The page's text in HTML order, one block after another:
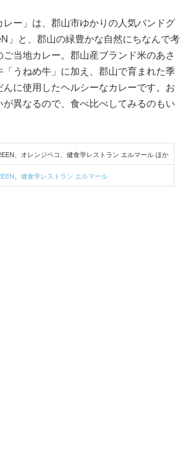
レー」は、郡山市ゆかりの人気バンドグ
」と、郡山の緑豊かな自然にちなんで考
当地カレー。郡山産ブランド米のあさ
「うねめ牛」に加え、郡山で育まれた季
んに使用したヘルシーなカレーです。お
が異なるので、食べ比べしてみるのもい
、オレンジペコ、健食学レストラン エルマール ほか
健食学レストラン エルマール